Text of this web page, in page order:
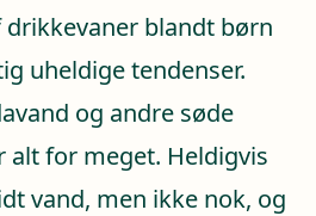
blandt børn
uheldige tendenser.
og andre søde
alt for meget. Heldigvis
vand, men ikke nok, og